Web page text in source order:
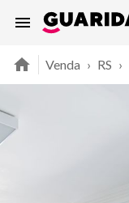
Venda › RS ›